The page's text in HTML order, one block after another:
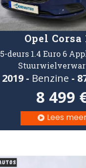
Opel Corsa
5-deurs 1.4 Euro 6
2019 - Benzine -
8 499
 Lees